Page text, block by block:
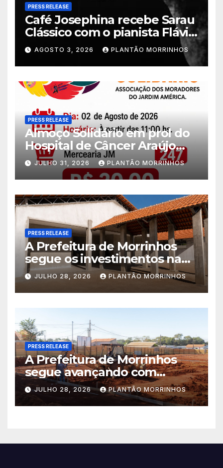
PRESS RELEASE
Café Josephina recebe Sarau
Clássico com o pianista Flávio
Varani nesta terça-feira
AGOSTO 3, 2026 PLANTÃO MORRINHOS
PRESS RELEASE
Almoço Solidário em prol do
Hospital de Câncer Araújo
Jorge é realizado no Jardim
América
JULHO 31, 2026 PLANTÃO MORRINHOS
PRESS RELEASE
A Prefeitura de Morrinhos
segue os investimentos na
educação. A obra da Escola
Municipal Eudóxio de
Figueiredo avança em ritmo
acelerado e já ganha forma.
JULHO 28, 2026 PLANTÃO MORRINHOS
PRESS RELEASE
A Prefeitura de Morrinhos
segue avançando com
importantes investimentos
no Setor Arca de Noé.
JULHO 28, 2026 PLANTÃO MORRINHOS